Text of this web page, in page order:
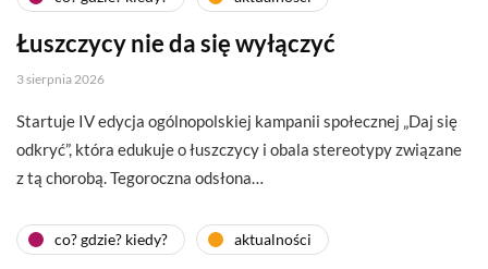
Łuszczycy nie da się wyłączyć
3 sierpnia 2026
Startuje IV edycja ogólnopolskiej kampanii społecznej „Daj się
odkryć”, która edukuje o łuszczycy i obala stereotypy związane
z tą chorobą. Tegoroczna odsłona…
co? gdzie? kiedy? aktualności